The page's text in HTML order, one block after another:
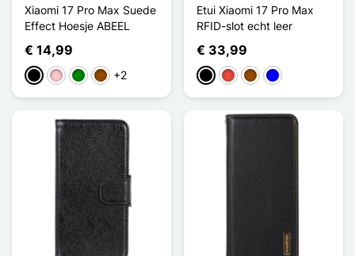
Xiaomi 17 Pro Max Suede
Effect Hoesje ABEEL
€ 14,99
ZwartRozeGroenBruin+2
Etui Xiaomi 17 Pro Max
RFID-slot echt leer
€ 33,99
ZwartRoodBruinBlauw